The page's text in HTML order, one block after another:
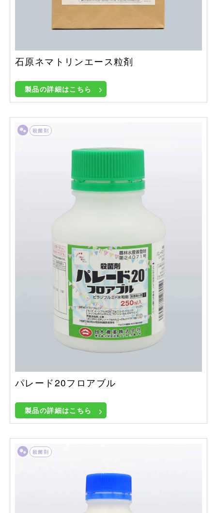
石原ネマトリンエース粒剤
製品の詳細はこちら
殺菌剤
パレード20フロアブル
製品の詳細はこちら
殺菌剤